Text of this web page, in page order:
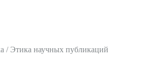
/ Этика научных публикаций